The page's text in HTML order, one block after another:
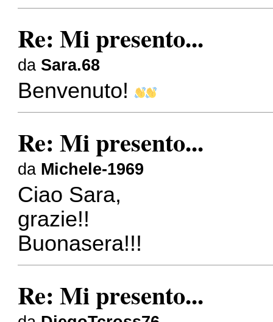
Re: Mi presento...
da Sara.68
Benvenuto!
Re: Mi presento...
da Michele-1969
Ciao Sara,
grazie!!
Buonasera!!!
Re: Mi presento...